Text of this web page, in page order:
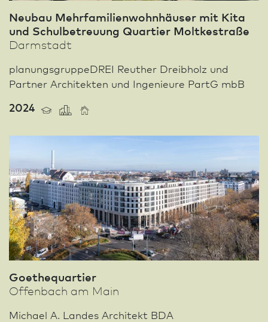
Neu­bau Mehrfamilienwohnhäuser mit Kita
und Schulbetreuung Quar­tier Moltkestraße
Darm­stadt
planungsgruppeDREI Reuther Dreibholz und
Partner Architekten und Ingenieure PartG mbB
2024
Goethequartier
Offenbach am Main
Michael A. Landes Architekt BDA